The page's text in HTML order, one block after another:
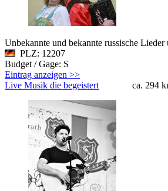
Unbekannte und bekannte russische
PLZ: 12207
Budget / Gage: S
Eintrag anzeigen >>
ca. 294
Live Musik die begeistert